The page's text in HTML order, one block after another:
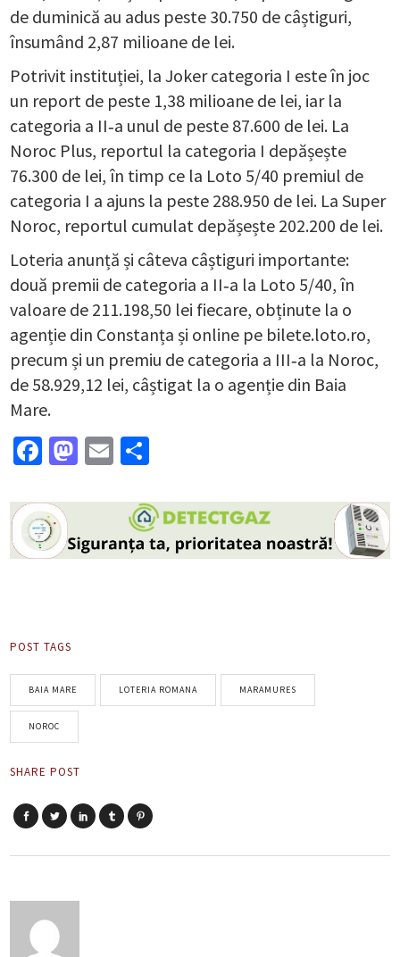
de duminică au adus peste 30.750 de câștiguri,
însumând 2,87 milioane de lei.
Potrivit instituției, la Joker categoria I este în joc
un report de peste 1,38 milioane de lei, iar la
categoria a II‑a unul de peste 87.600 de lei. La
Noroc Plus, reportul la categoria I depășește
76.300 de lei, în timp ce la Loto 5/40 premiul de
categoria I a ajuns la peste 288.950 de lei. La Super
Noroc, reportul cumulat depășește 202.200 de lei.
Loteria anunță și câteva câștiguri importante:
două premii de categoria a II‑a la Loto 5/40, în
valoare de 211.198,50 lei fiecare, obținute la o
agenție din Constanța și online pe bilete.loto.ro,
precum și un premiu de categoria a III‑a la Noroc,
de 58.929,12 lei, câștigat la o agenție din Baia
Mare.
Facebook
Mastodon
Email
POST TAGS
BAIA MARE LOTERIA ROMANA MARAMURES
NOROC
SHARE POST